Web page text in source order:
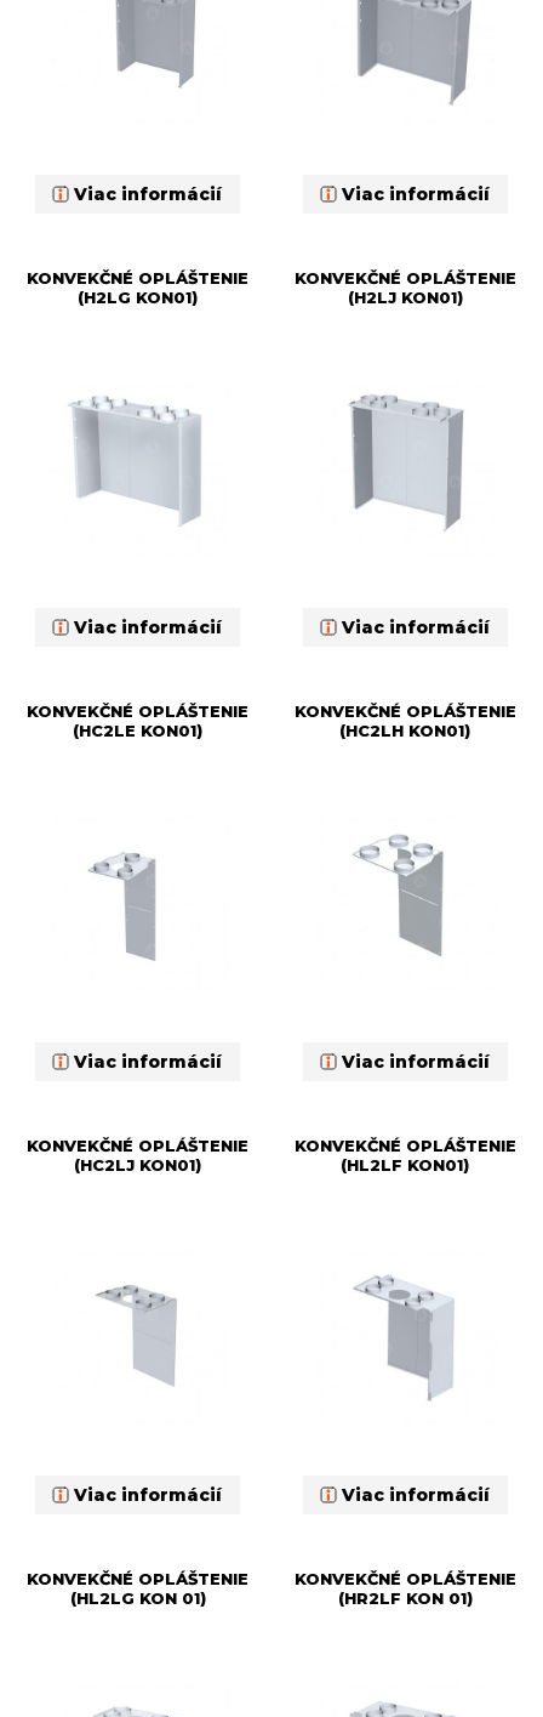
Viac informácií Viac informácií
KONVEKČNÉ OPLÁŠTENIE
(H2LG KON01)
Viac informácií
KONVEKČNÉ OPLÁŠTENIE
(H2LJ KON01)
Viac informácií
KONVEKČNÉ OPLÁŠTENIE
(HC2LE KON01)
Viac informácií
KONVEKČNÉ OPLÁŠTENIE
(HC2LH KON01)
Viac informácií
KONVEKČNÉ OPLÁŠTENIE
(HC2LJ KON01)
Viac informácií
KONVEKČNÉ OPLÁŠTENIE
(HL2LF KON01)
Viac informácií
KONVEKČNÉ OPLÁŠTENIE
(HL2LG KON 01)
KONVEKČNÉ OPLÁŠTENIE
(HR2LF KON 01)